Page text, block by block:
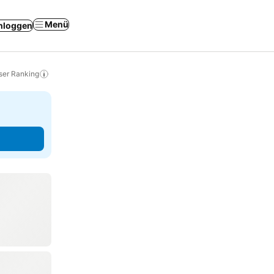
Menü
Ranking